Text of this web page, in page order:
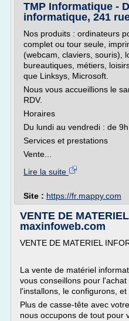
TMP Informatique -
informatique, 241
Nos produits : ordinateurs
complet ou tour seule,
(webcam, claviers, souris),
bureautiques, métiers,
que Linksys, Microsoft.
Nous vous accueillions le
RDV.
Horaires
Du lundi au vendredi : de
Services et prestations
Vente...
Lire la suite
Site : https://fr.mappy.com
VENTE DE
maxinfoweb.com
VENTE DE MATERIEL
La vente de matériel
vous conseillons pour
l'installons, le configurons, et
Plus de casse-tête avec
nous occupons de tout pour